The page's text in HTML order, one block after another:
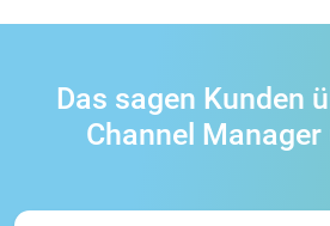
Das sagen Kunden
Channel Manager